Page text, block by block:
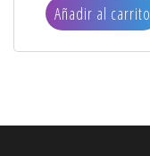
Añadir al carrito